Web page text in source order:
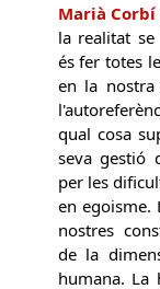
Marià Corbí
la realitat
és fer totes
en la
qual cosa
seva gestió
per les
en egoisme.
nostres
de la
humana. La